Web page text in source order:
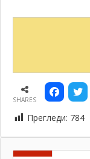
SHARES
Прегледи: 784